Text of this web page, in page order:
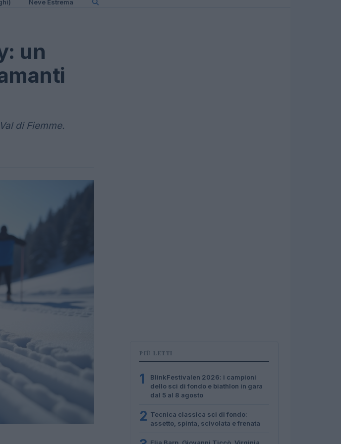
Neve Estrema
un
di Fiemme.
PIÙ LETTI
1
BlinkFestivalen 2026: i campioni
dello sci di fondo e biathlon in gara
dal 5 al 8 agosto
2 Tecnica classica sci di fondo:
assetto, spinta, scivolata e frenata